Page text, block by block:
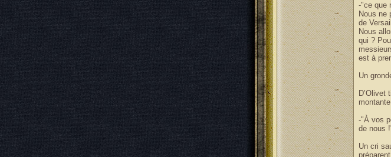
-"ce que
Nous ne
de
Nous
qui ?
est à
Un
D’Olivet
-"À vos
de nous
Un cri